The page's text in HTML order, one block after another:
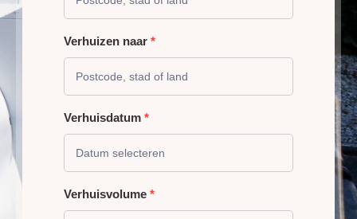
Verhuizen naar *
Verhuisdatum *
Verhuisvolume *